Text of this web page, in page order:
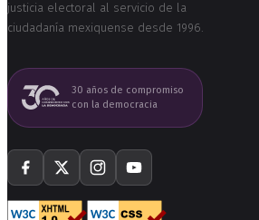
justicia electoral al servicio de la
ciudadanía mexiquense desde 1996.
30 años de compromiso
con la democracia